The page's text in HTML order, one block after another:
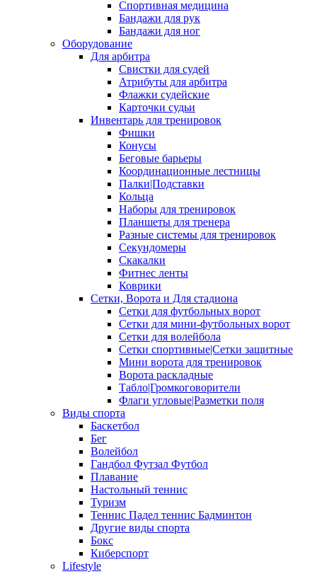
Спортивная медицина
Бандажи для рук
Бандажи для ног
Оборудование
Для арбитра
Свистки для судей
Атрибуты для арбитра
Флажки судейские
Карточки судьи
Инвентарь для тренировок
Фишки
Конусы
Беговые барьеры
Координационные лестницы
Палки|Подставки
Кольца
Наборы для тренировок
Планшеты для тренера
Разные системы для тренировок
Секундомеры
Скакалки
Фитнес ленты
Коврики
Сетки, Ворота и Для стадиона
Сетки для футбольных ворот
Сетки для мини-футбольных ворот
Сетки для волейбола
Сетки спортивные|Сетки защитные
Мини ворота для тренировок
Ворота раскладные
Табло|Громкоговорители
Флаги угловые|Разметки поля
Виды спорта
Баскетбол
Бег
Волейбол
Гандбол Футзал Футбол
Плавание
Настольный теннис
Туризм
Теннис Падел теннис Бадминтон
Другие виды спорта
Бокс
Киберспорт
Lifestyle